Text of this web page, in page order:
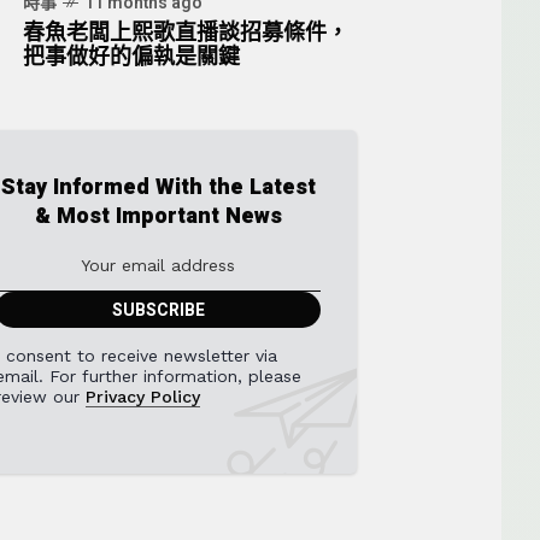
春魚老闆上熙歌直播談招募條件，
把事做好的偏執是關鍵
Stay Informed With the Latest
& Most Important News
consent to receive newsletter via
For further information, please
our Privacy Policy